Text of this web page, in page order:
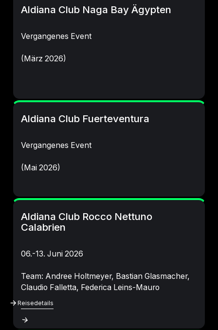
Aldiana Club Naga Bay Ägypten
Vergangenes Event
(März 2026)
Aldiana Club Fuerteventura
Vergangenes Event
(Mai 2026)
Aldiana Club Rocco Nettuno
Calabrien
06.-13. Juni 2026
Team: Andree Holtmeyer, Bastian Glasmacher,
Claudio Falletta, Federica Leins-Mauro
Reisedetails
Reisedetails